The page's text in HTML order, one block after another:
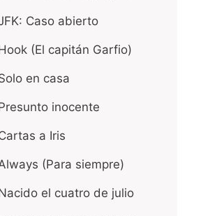
Caso abierto
(El capitán Garfio)
en casa
inocente
a Iris
(Para siempre)
el cuatro de julio